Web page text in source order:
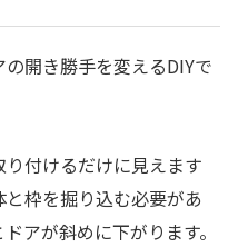
開き勝手を変えるDIYで
付けるだけに見えます
枠を掘り込む必要があ
アが斜めに下がります。